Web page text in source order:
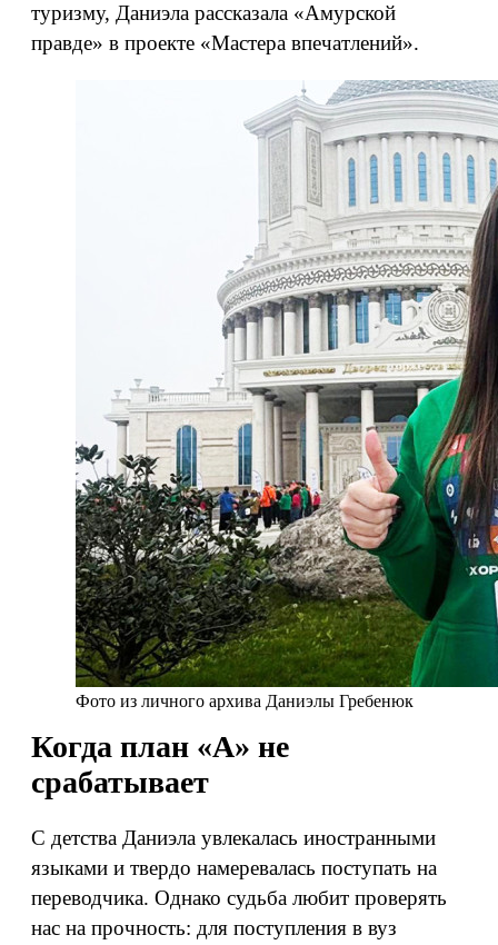
туризму, Даниэла рассказала «Амурской
правде» в проекте «Мастера впечатлений».
Фото из личного архива Даниэлы Гребенюк
Когда план «А» не
срабатывает
С детства Даниэла увлекалась иностранными
языками и твердо намеревалась поступать на
переводчика. Однако судьба любит проверять
нас на прочность: для поступления в вуз